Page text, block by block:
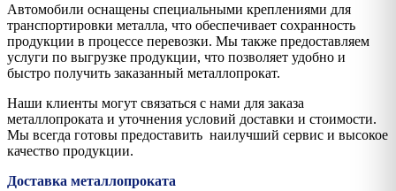
Автомобили оснащены специальными креплениями для
транспортировки металла, что обеспечивает сохранность
продукции в процессе перевозки. Мы также предоставляем
услуги по выгрузке продукции, что позволяет удобно и
быстро получить заказанный металлопрокат.
Наши клиенты могут связаться с нами для заказа
металлопроката и уточнения условий доставки и стоимости.
Мы всегда готовы предоставить наилучший сервис и высокое
качество продукции.
Доставка металлопроката